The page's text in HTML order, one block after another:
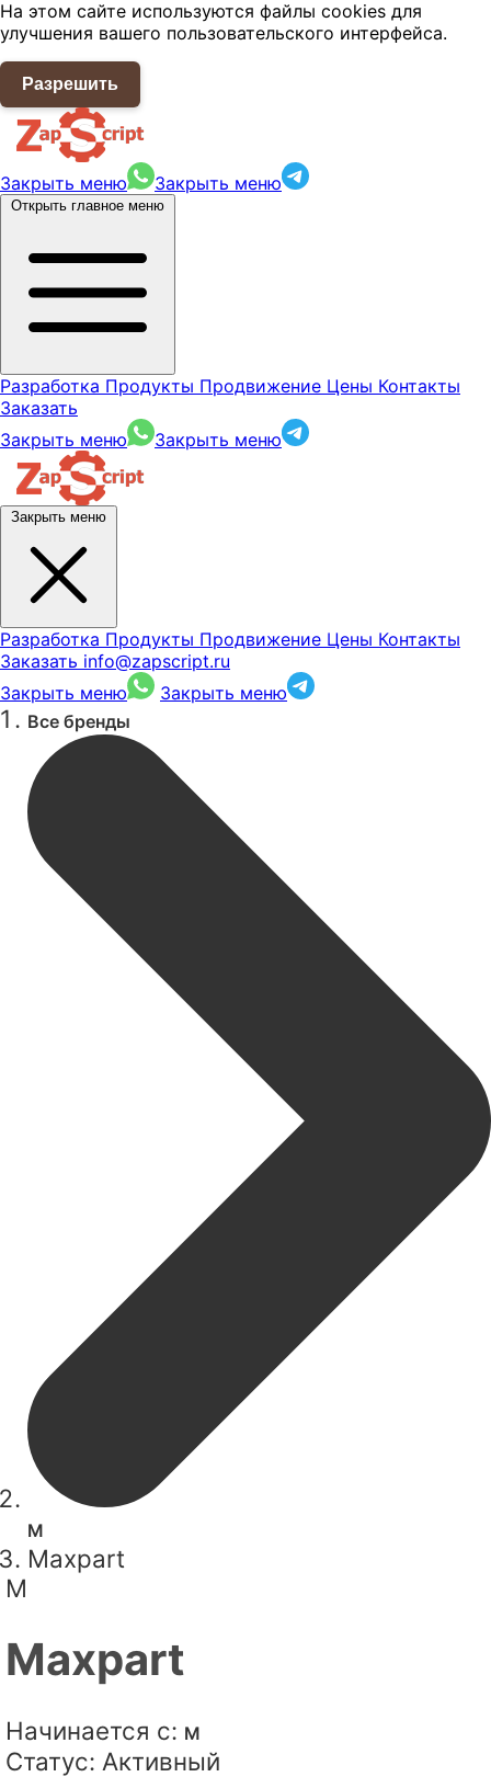
На этом сайте используются файлы cookies для
улучшения вашего пользовательского интерфейса.
Разрешить
Закрыть меню Закрыть меню
Открыть главное меню
Разработка Продукты Продвижение Цены Контакты
Заказать
Закрыть меню
Закрыть меню
Закрыть меню
Разработка Продукты Продвижение Цены Контакты
Заказать info@zapscript.ru
Закрыть меню
Закрыть меню
Все бренды
M
Maxpart
M
Maxpart
Начинается с: M
Статус: Активный